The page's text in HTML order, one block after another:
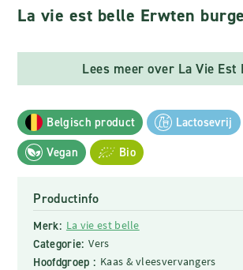
La vie est belle Erwten
Lees meer over La Vie Est
Belgisch product Lactosevrij
Vegan
Bio
Productinfo
Merk: La vie est belle
Categorie: Vers
Hoofdgroep : Kaas & vleesvervangers